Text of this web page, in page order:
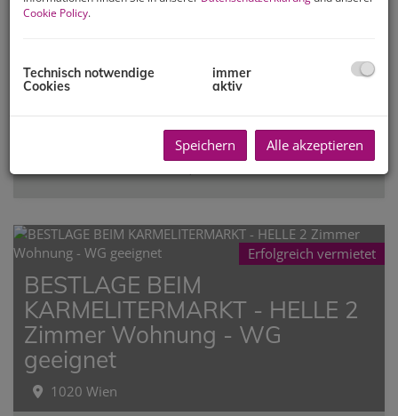
Familienwohnung mit vielen
1070 Wien
Fläche
2
Erfolgreich
vermietet
Erfolgreich vermietet
BESTLAGE BEIM
KARMELITERMARKT - HELLE 2
Zimmer Wohnung - WG
geeignet
1020 Wien
Cookie Policy.
Technisch notwendige
Cookies
immer
aktiv
Speichern Alle akzeptieren